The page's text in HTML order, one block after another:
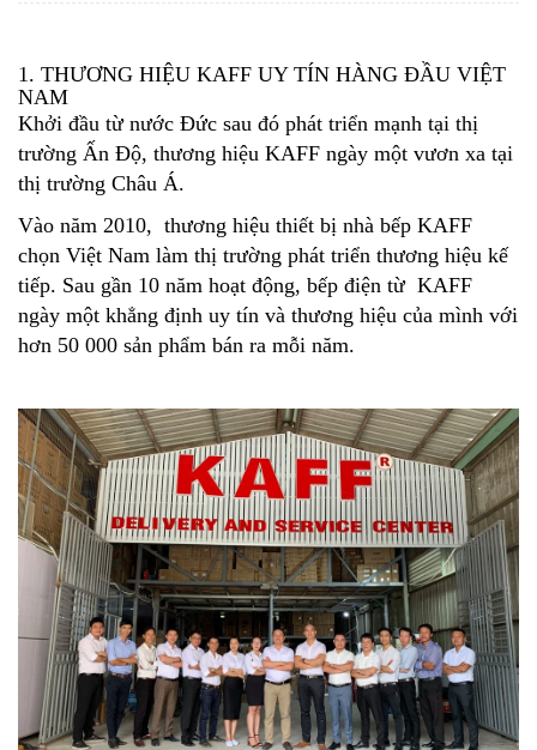
1. THƯƠNG HIỆU KAFF UY TÍN HÀNG ĐẦU VIỆT
NAM
Khởi đầu từ nước Đức sau đó phát triển mạnh tại thị
trường Ấn Độ, thương hiệu KAFF ngày một vươn xa tại
thị trường Châu Á.
Vào năm 2010, thương hiệu thiết bị nhà bếp KAFF
chọn Việt Nam làm thị trường phát triển thương hiệu kế
tiếp. Sau gần 10 năm hoạt động, bếp điện từ KAFF
ngày một khẳng định uy tín và thương hiệu của mình với
hơn 50 000 sản phẩm bán ra mỗi năm.